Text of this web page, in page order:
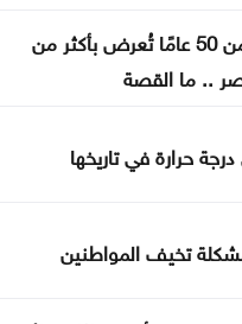
وتطورات
مضيق هرمز خلال
سكنيا وتودي بحياة
سيارة عمرها أكثر من 50 عامًا تُعرض بأكثر من
.. ما القصة
حرارة في تاريخها
تخيف المواطنين